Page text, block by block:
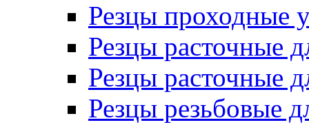
Резцы проходные
Резцы расточные
Резцы расточные
Резцы резьбовые